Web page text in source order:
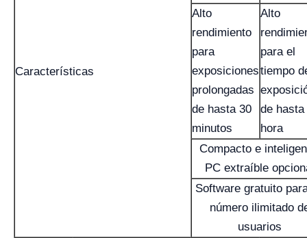
Características
Alto
rendimiento
para
exposiciones
prolongadas
de hasta 30
minutos
Alto
para el
tiempo
de hasta
hora
Compacto e
PC extraíble
Software gratuito
número ilimitado
usuarios